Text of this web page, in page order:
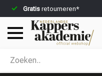
Gratis retourneren*
Welke categorie ben jij